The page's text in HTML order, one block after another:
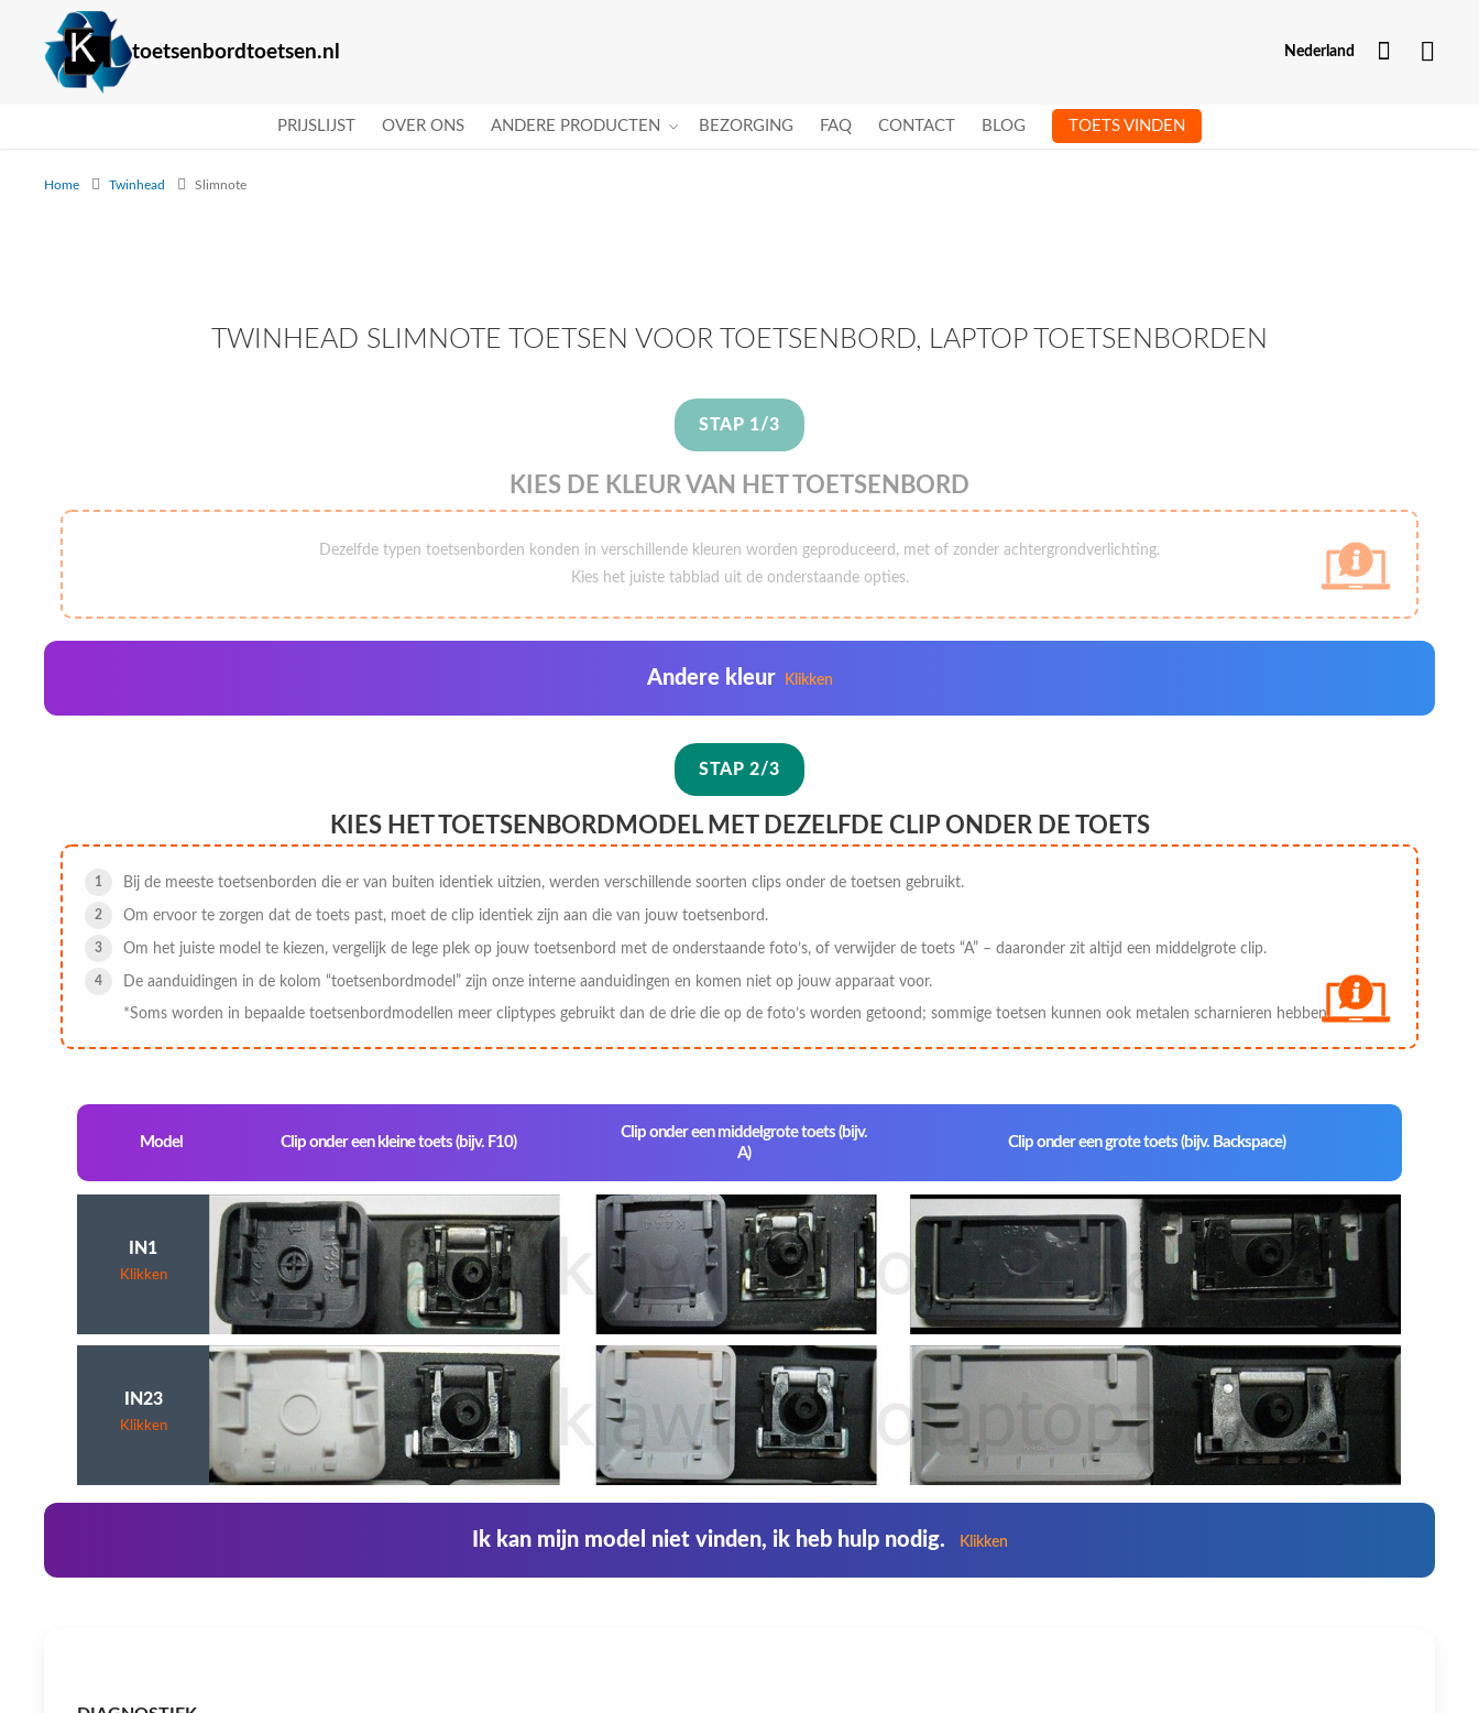
toetsenbordtoetsen.nl Nederland
Mijn
PRIJSLIJST OVER ONS ANDERE PRODUCTEN BEZORGING FAQ CONTACT BLOG TOETS VINDEN
Home Twinhead Slimnote
TWINHEAD SLIMNOTE TOETSEN VOOR TOETSENBORD, LAPTOP TOETSENBORDEN
STAP 1/3
KIES DE KLEUR VAN HET TOETSENBORD
Dezelfde typen toetsenborden konden in verschillende kleuren worden geproduceerd, met of zonder achtergrondverlichting.
Kies het juiste tabblad uit de onderstaande opties.
Andere kleur Klikken
STAP 2/3
KIES HET TOETSENBORDMODEL MET DEZELFDE CLIP ONDER DE TOETS
Bij de meeste toetsenborden die er van buiten identiek uitzien, werden verschillende soorten clips onder de toetsen gebruikt.
Om ervoor te zorgen dat de toets past, moet de clip identiek zijn aan die van jouw toetsenbord.
Om het juiste model te kiezen, vergelijk de lege plek op jouw toetsenbord met de onderstaande foto’s, of verwijder de toets “A” – daaronder zit altijd een middelgrote clip.
De aanduidingen in de kolom “toetsenbordmodel” zijn onze interne aanduidingen en komen niet op jouw apparaat voor.
*Soms worden in bepaalde toetsenbordmodellen meer cliptypes gebruikt dan de drie die op de foto’s worden getoond; sommige toetsen kunnen ook metalen scharnieren hebben.
Model Clip onder een kleine toets (bijv. F10)
Clip onder een middelgrote toets (bijv.
A)
Clip onder een grote toets (bijv. Backspace)
IN1
Klikken
IN23
Klikken
Ik kan mijn model niet vinden, ik heb hulp nodig. Klikken